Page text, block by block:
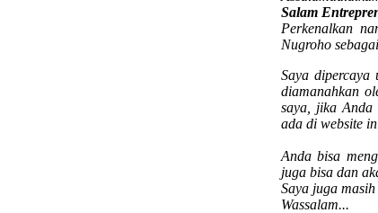
Salam
Perkenalkan
Nugroho
Saya dipercaya
diamanahkan
saya, jika Anda
ada di website
Anda bisa
juga bisa dan
Saya juga
Wassalam...